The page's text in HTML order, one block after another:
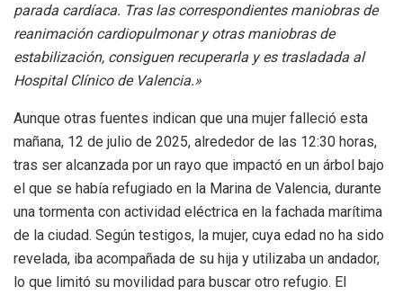
parada cardíaca. Tras las correspondientes maniobras de
reanimación cardiopulmonar y otras maniobras de
estabilización, consiguen recuperarla y es trasladada al
Hospital Clínico de Valencia.»
Aunque otras fuentes indican que una mujer falleció esta
mañana, 12 de julio de 2025, alrededor de las 12:30 horas,
tras ser alcanzada por un rayo que impactó en un árbol bajo
el que se había refugiado en la Marina de Valencia, durante
una tormenta con actividad eléctrica en la fachada marítima
de la ciudad. Según testigos, la mujer, cuya edad no ha sido
revelada, iba acompañada de su hija y utilizaba un andador,
lo que limitó su movilidad para buscar otro refugio. El